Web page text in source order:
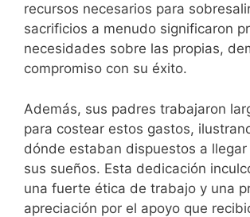
recursos necesarios para
sacrificios a menudo significaron
necesidades sobre las propias,
compromiso con su éxito.
Además, sus padres trabajaron
para costear estos gastos,
dónde estaban dispuestos a
sus sueños. Esta dedicación
una fuerte ética de trabajo y una
apreciación por el apoyo que